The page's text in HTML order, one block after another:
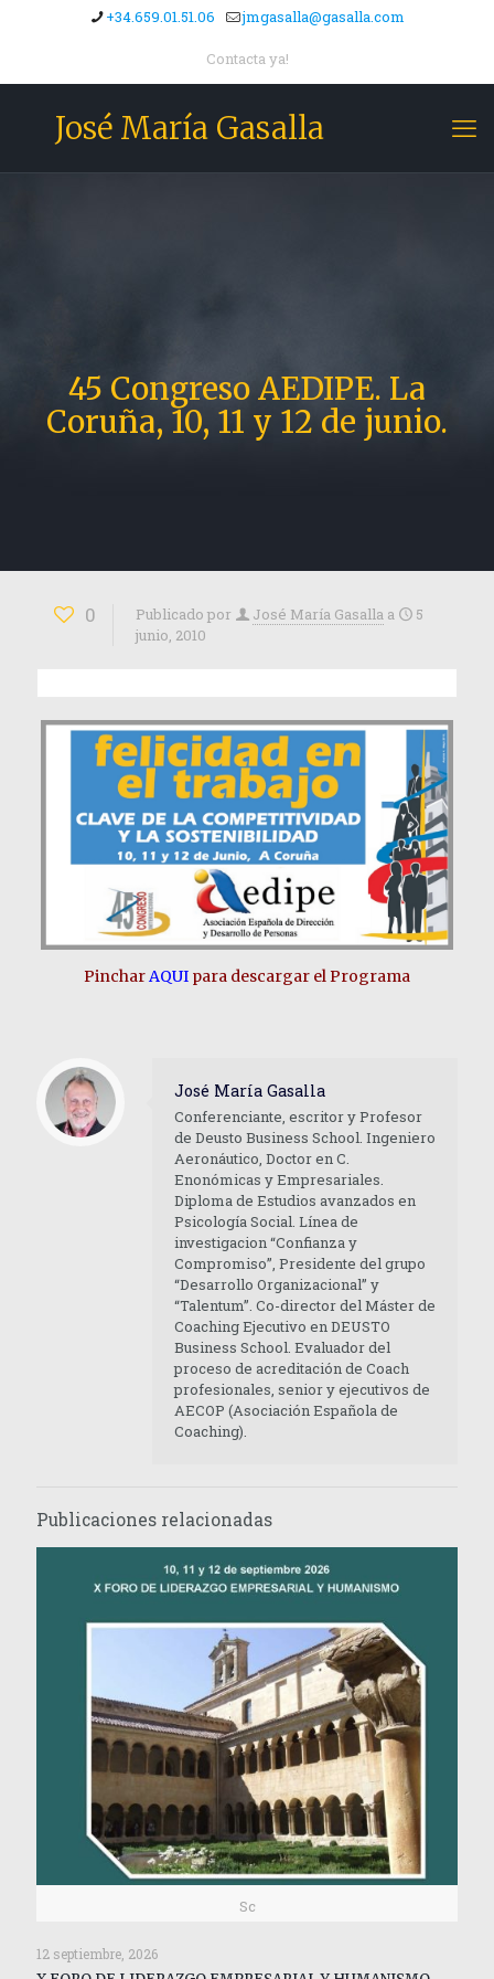
+34.659.01.51.06 jmgasalla@gasalla.com
Contacta ya!
José María Gasalla
45 Congreso AEDIPE. La
Coruña, 10, 11 y 12 de junio.
0 Publicado por José María Gasalla a
5
junio, 2010
PincharAQUI para descargar el Programa
José María Gasalla
Conferenciante, escritor y Profesor
de Deusto Business School. Ingeniero
Aeronáutico, Doctor en C.
Enonómicas y Empresariales.
Diploma de Estudios avanzados en
Psicología Social. Línea de
investigacion “Confianza y
Compromiso”, Presidente del grupo
“Desarrollo Organizacional” y
“Talentum”. Co-director del Máster de
Coaching Ejecutivo en DEUSTO
Business School. Evaluador del
proceso de acreditación de Coach
profesionales, senior y ejecutivos de
AECOP (Asociación Española de
Coaching).
Publicaciones relacionadas
Sc
12 septiembre, 2026